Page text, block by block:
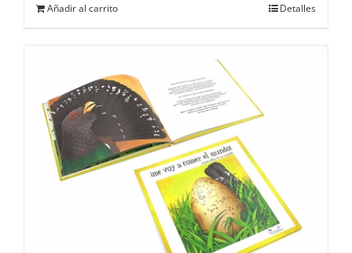
Añadir al carrito Detalles